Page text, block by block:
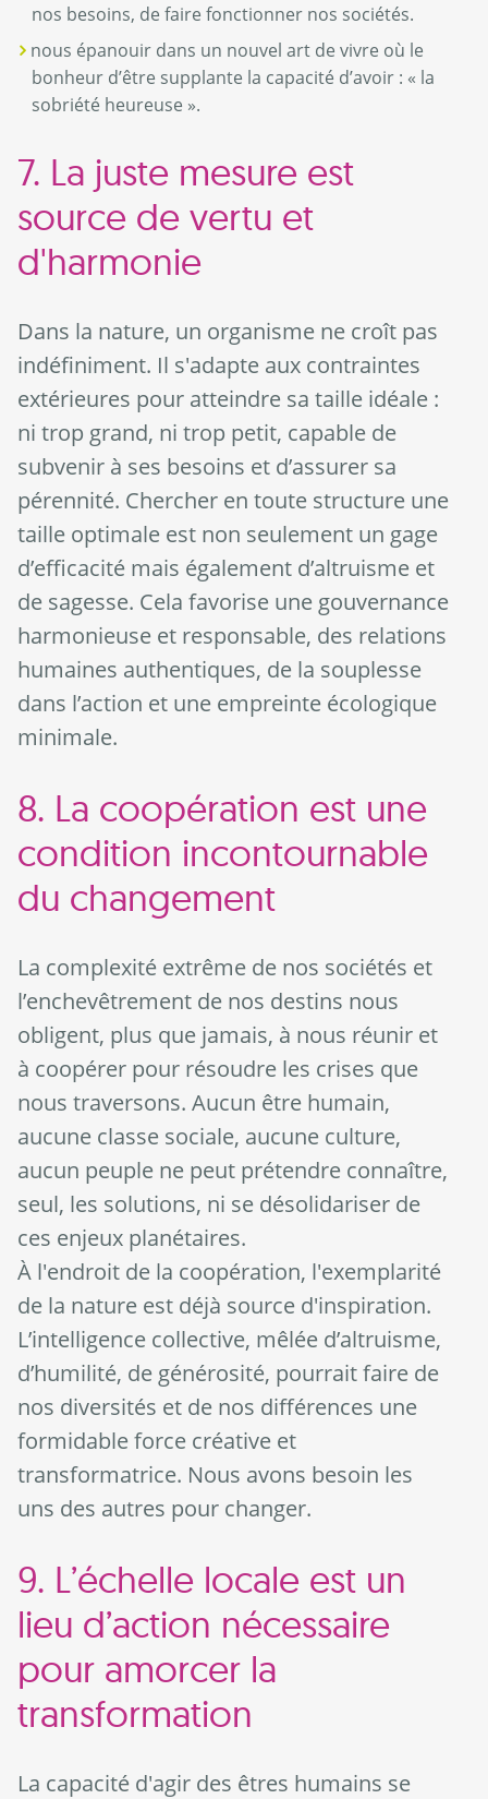
nos besoins, de faire fonctionner nos sociétés.
nous épanouir dans un nouvel art de vivre où le
bonheur d’être supplante la capacité d’avoir : « la
sobriété heureuse ».
7. La juste mesure est
source de vertu et
d'harmonie
Dans la nature, un organisme ne croît pas
indéfiniment. Il s'adapte aux contraintes
extérieures pour atteindre sa taille idéale :
ni trop grand, ni trop petit, capable de
subvenir à ses besoins et d’assurer sa
pérennité. Chercher en toute structure une
taille optimale est non seulement un gage
d’efficacité mais également d’altruisme et
de sagesse. Cela favorise une gouvernance
harmonieuse et responsable, des relations
humaines authentiques, de la souplesse
dans l’action et une empreinte écologique
minimale.
8. La coopération est une
condition incontournable
du changement
La complexité extrême de nos sociétés et
l’enchevêtrement de nos destins nous
obligent, plus que jamais, à nous réunir et
à coopérer pour résoudre les crises que
nous traversons. Aucun être humain,
aucune classe sociale, aucune culture,
aucun peuple ne peut prétendre connaître,
seul, les solutions, ni se désolidariser de
ces enjeux planétaires.
À l'endroit de la coopération, l'exemplarité
de la nature est déjà source d'inspiration.
L’intelligence collective, mêlée d’altruisme,
d’humilité, de générosité, pourrait faire de
nos diversités et de nos différences une
formidable force créative et
transformatrice. Nous avons besoin les
uns des autres pour changer.
9. L’échelle locale est un
lieu d’action nécessaire
pour amorcer la
transformation
La capacité d'agir des êtres humains se